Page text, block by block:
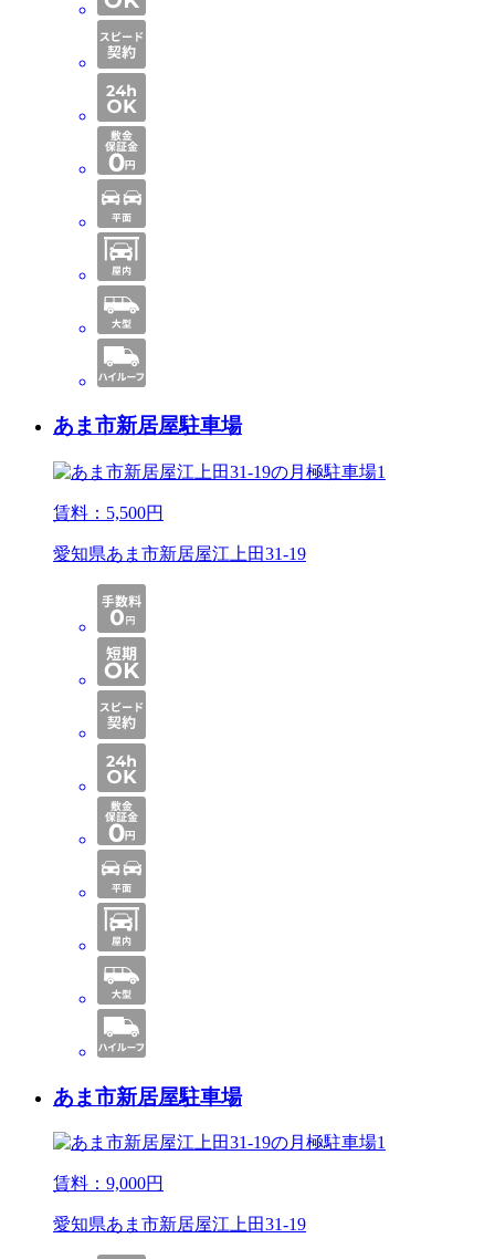
あま市新居屋駐車場
賃料： 5,500円
愛知県あま市新居屋江上田31-19
あま市新居屋駐車場
賃料： 9,000円
愛知県あま市新居屋江上田31-19